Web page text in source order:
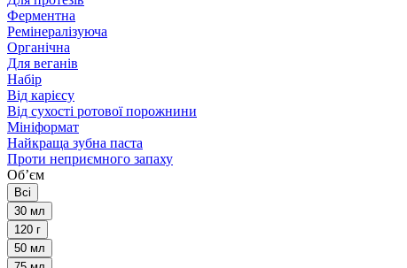
Ферментна
Ремінералізуюча
Органічна
Для веганів
Набір
Від карієсу
Від сухості ротової порожнини
Мініформат
Найкраща зубна паста
Проти неприємного запаху
Обʼєм
Всі
30 мл
120 г
50 мл